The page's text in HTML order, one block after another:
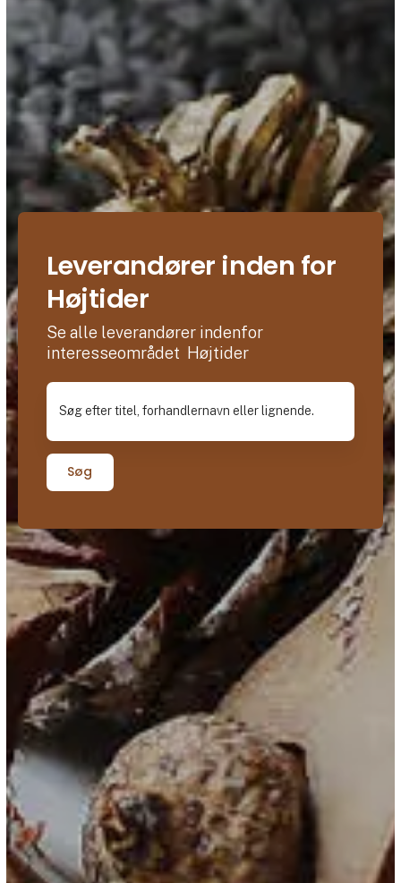
Leverandører inden for
Højtider
Se alle leverandører indenfor
interesseområdet Højtider
Søg efter titel, forhandlernavn eller lignende.
Søg